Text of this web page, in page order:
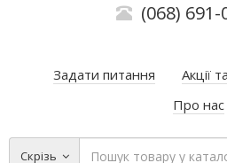
(068) 691-
Задати питання Акції
Про нас
Скрізь